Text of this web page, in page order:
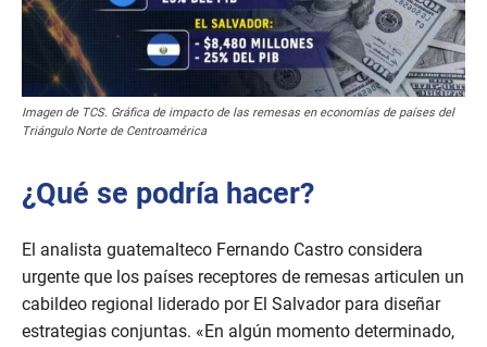
Imagen de TCS. Gráfica de impacto de las remesas en economías de países del
Triángulo Norte de Centroamérica
¿Qué se podría hacer?
El analista guatemalteco Fernando Castro considera
urgente que los países receptores de remesas articulen un
cabildeo regional liderado por El Salvador para diseñar
estrategias conjuntas. «En algún momento determinado,